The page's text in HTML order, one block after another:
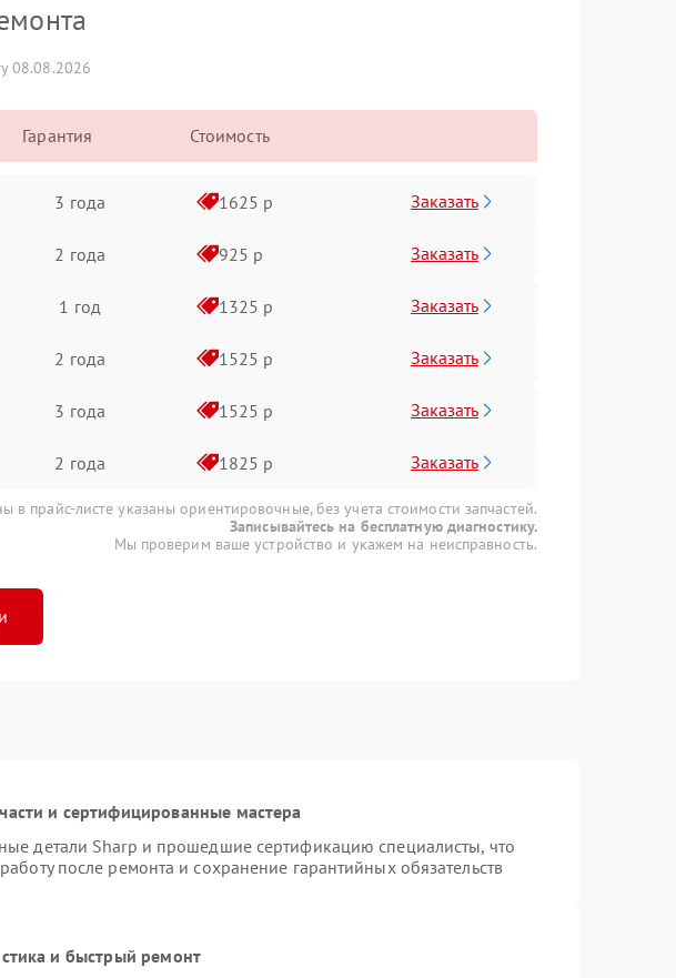
08.08.2026
Гарантия Стоимость
3 года 1625 р Заказать
2 года 925 р Заказать
1 год 1325 р Заказать
2 года 1525 р Заказать
3 года 1525 р Заказать
2 года 1825 р Заказать
в прайс-листе указаны ориентировочные, без учета стоимости запчастей.
Записывайтесь на бесплатную диагностику.
Мы проверим ваше устройство и укажем на неисправность.
и сертифицированные мастера
детали Sharp и прошедшие сертификацию специалисты, что
после ремонта и сохранение гарантийных обязательств
и быстрый ремонт